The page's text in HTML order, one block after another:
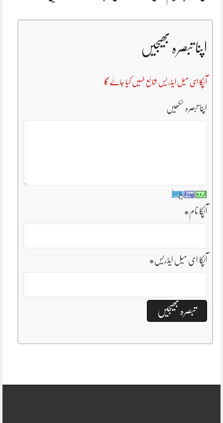
اپنا تبصرہ بھیجیں
آپکا ای میل ایڈریس شائع نہیں کیا جائے گا
اپنا تبصرہ لکھیں
آپکا نام*
آپکا ای میل ایڈریس*